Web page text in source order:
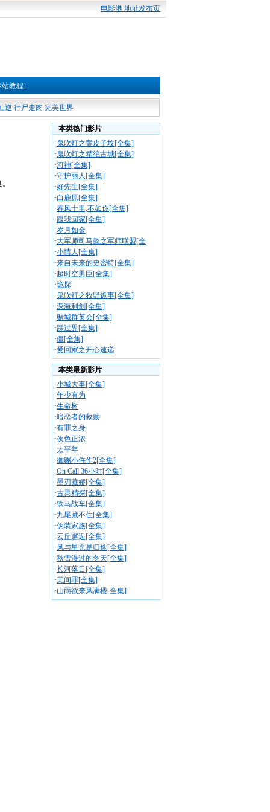
电影港 地址发布页
站教程]
逆 行尸走肉 完美世界
本类热门影片
· 鬼吹灯之黄皮子坟[全集]
· 鬼吹灯之精绝古城[全集]
·河神[全集]
·守护丽人[全集]
·好先生[全集]
·白鹿原[全集]
·春风十里,不如你[全集]
·跟我回家[全集]
·岁月如金
·大军师司马懿之军师联盟[全
·小情人[全集]
·来自未来的史密特[全集]
·超时空男臣[全集]
·诡探
· 鬼吹灯之牧野诡事[全集]
·深海利剑[全集]
·赌城群英会[全集]
·踩过界[全集]
·僵[全集]
·爱回家之开心速递
本类最新影片
·小城大事[全集]
·年少有为
·生命树
·暗恋者的救赎
·有罪之身
·夜色正浓
·太平年
·御赐小仵作2[全集]
·On Call 36小时[全集]
·墨刃藏娇[全集]
·古灵精探[全集]
·铁马战车[全集]
·九尾藏不住[全集]
·伪装家族[全集]
·云丘邂逅[全集]
·风与星光是归途[全集]
·秋雪漫过的冬天[全集]
·长河落日[全集]
·无间罪[全集]
·山雨欲来风满楼[全集]